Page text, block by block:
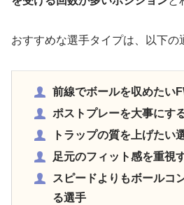
おすすめな選手タイプは、以下の
前線でボールを収めたい
ポストプレーを大事にす
トラップの質を上げたい
足元のフィット感を重視
スピードよりもボールコ
る選手